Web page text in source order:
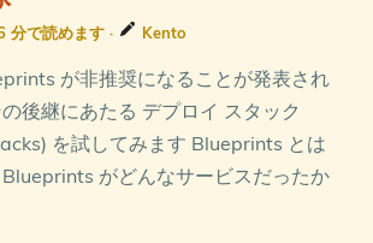
分で読めます · Kento
が非推奨になることが発表され
後継にあたる デプロイ スタック
を試してみます Blueprints とは
がどんなサービスだったか